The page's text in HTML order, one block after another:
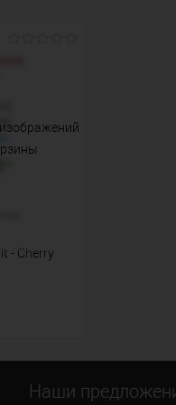
- Cherry
Наши